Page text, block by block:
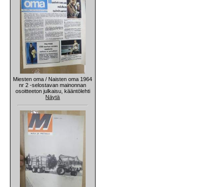
Miesten oma / Naisten oma 1964
nr 2 -selostavan mainonnan
osoitteeton julkaisu, kääntölehti
Näytä